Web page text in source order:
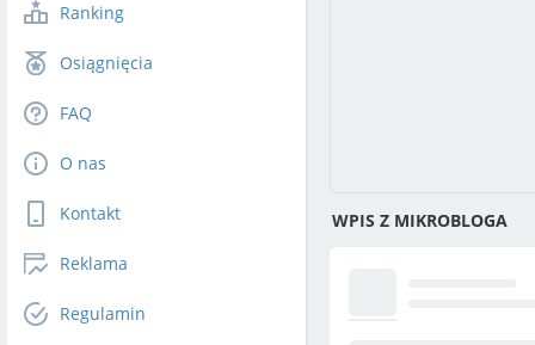
Ranking
Osiągnięcia
FAQ
O nas
Kontakt
Reklama
Regulamin
WPIS Z MIKROBLOGA